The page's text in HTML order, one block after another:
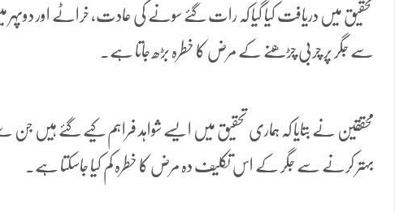
سے جگر پر چربی چڑھنے کے مرض کا خطرہ بڑھ جاتا ہے۔
محققین نے بتایا کہ ہماری تحقیق میں ایسے شواہد فراہم کیے گئے ہیں جن
بہتر کرنے سے جگر کے اس تکلیف دہ مرض کا خطرہ کم کیا جاسکتا ہے۔